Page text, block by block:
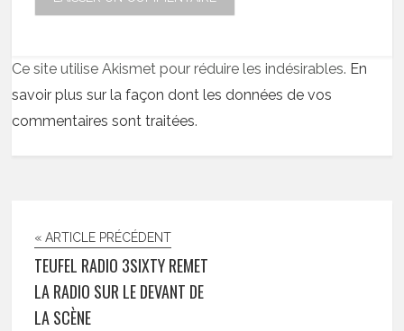
Ce site utilise Akismet pour réduire les indésirables. En
savoir plus sur la façon dont les données de vos
commentaires sont traitées.
« ARTICLE PRÉCÉDENT
TEUFEL RADIO 3SIXTY REMET
LA RADIO SUR LE DEVANT DE
LA SCÈNE